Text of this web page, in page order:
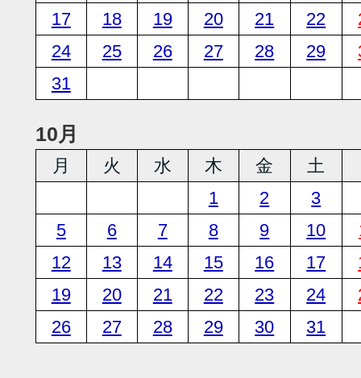
17
18 19 20 21 22
24
25 26 27 28 29
31
10月
月 火 水 木 金 土
1
2
3
5
6 7 8 9 10
12
13 14 15 16 17
19
20 21 22 23 24
26
27 28 29 30 31